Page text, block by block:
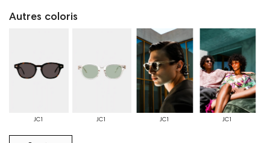
Autres coloris
JC1 JC1 JC1 JC1